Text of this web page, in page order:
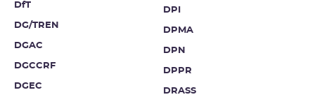
DfT
DG/TREN
DGAC
DGCCRF
DGEC
DPI
DPMA
DPN
DPPR
DRASS